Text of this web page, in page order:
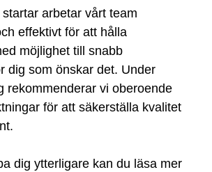
arbetar vårt team
effektivt för att hålla
möjlighet till snabb
dig som önskar det. Under
rekommenderar vi oberoende
för att säkerställa kvalitet
dig ytterligare kan du läsa mer